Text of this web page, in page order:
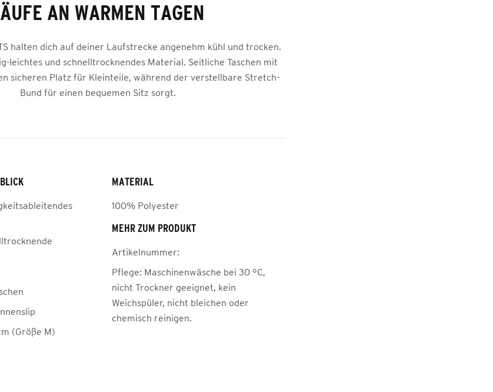
AN WARMEN TAGEN
halten dich auf deiner Laufstrecke angenehm kühl und trocken.
leichtes und schnelltrocknendes Material. Seitliche Taschen mit
sicheren Platz für Kleinteile, während der verstellbare Stretch-
Bund für einen bequemen Sitz sorgt.
(Größe M)
MATERIAL
100% Polyester
MEHR ZUM PRODUKT
Artikelnummer:
Pflege: Maschinenwäsche bei 30 °C,
nicht Trockner geeignet, kein
Weichspüler, nicht bleichen oder
chemisch reinigen.